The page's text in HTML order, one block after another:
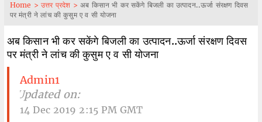
Home > उत्तर प्रदेश > अब किसान भी कर सकेंगे बिजली का उत्पादन..ऊर्जा संरक्षण दिवस
पर मंत्री ने लांच की कुसुम ए व सी योजना
अब किसान भी कर सकेंगे बिजली का उत्पादन..ऊर्जा संरक्षण दिवस
पर मंत्री ने लांच की कुसुम ए व सी योजना
Admin1
| Updated on:
14 Dec 2019 2:15 PM GMT